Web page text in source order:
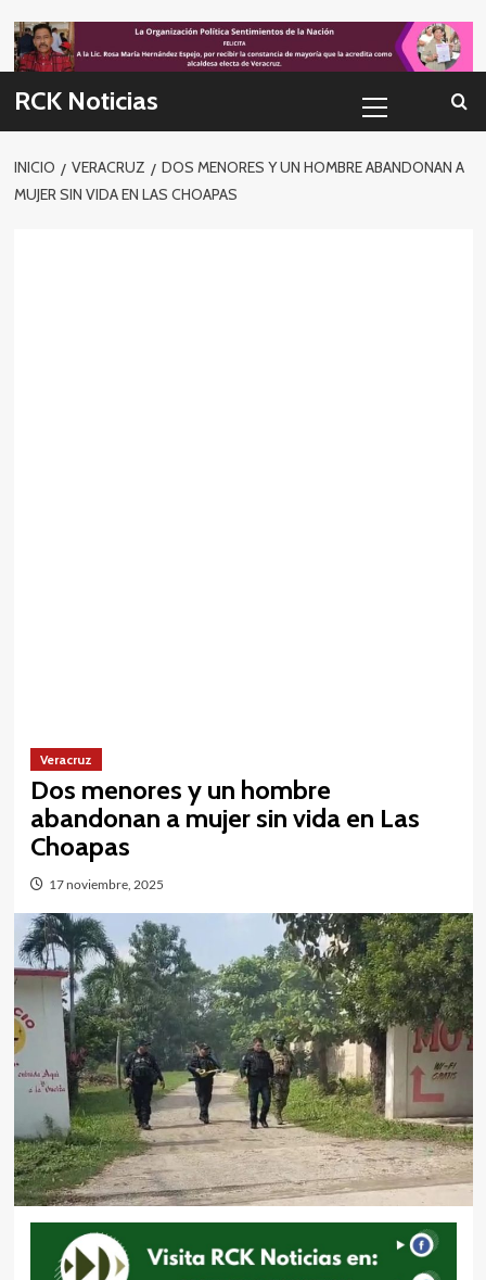
to
content
RCK Noticias
primario
INICIO VERACRUZ
DOS MENORES Y UN HOMBRE ABANDONAN A
MUJER SIN VIDA EN LAS CHOAPAS
Veracruz
Dos menores y un hombre
abandonan a mujer sin vida en Las
Choapas
17 noviembre, 2025